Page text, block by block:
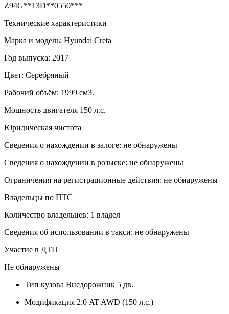
Z94G**13D**0550***
Технические характеристики
Марка и модель: Hyundai Creta
Год выпуска: 2017
Цвет: Серебряный
Рабочий объём: 1999 см3.
Мощность двигателя 150 л.с.
Юридическая чистота
Сведения о нахождении в залоге: не обнаружены
Сведения о нахождении в розыске: не обнаружены
Ограничения на регистрационные действия: не обнаружены
Владельцы по ПТС
Количество владельцев: 1 владел
Сведения об использовании в такси: не обнаружены
Участие в ДТП
Не обнаружены
Тип кузова Внедорожник 5 дв.
Модификация 2.0 AT AWD (150 л.с.)